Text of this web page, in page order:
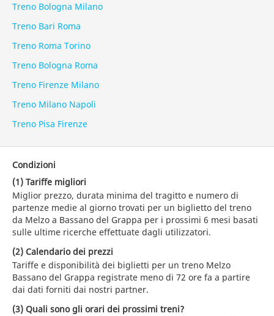
Treno Bologna Milano
Treno Bari Roma
Treno Roma Torino
Treno Bologna Roma
Treno Firenze Milano
Treno Milano Napoli
Treno Pisa Firenze
Condizioni
(1) Tariffe migliori
Miglior prezzo, durata minima del tragitto e numero di
partenze medie al giorno trovati per un biglietto del treno
da Melzo a Bassano del Grappa per i prossimi 6 mesi basati
sulle ultime ricerche effettuate dagli utilizzatori.
(2) Calendario dei prezzi
Tariffe e disponibilità dei biglietti per un treno Melzo
Bassano del Grappa registrate meno di 72 ore fa a partire
dai dati forniti dai nostri partner.
(3) Quali sono gli orari dei prossimi treni?